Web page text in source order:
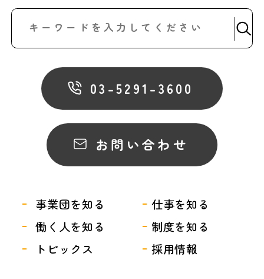
03-5291-3600
お問い合わせ
事業団を知る
仕事を知る
働く人を知る
制度を知る
トピックス
採用情報